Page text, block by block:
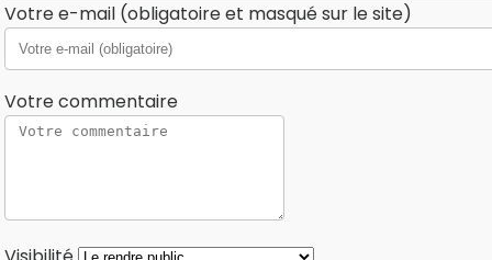
Votre e-mail (obligatoire et masqué sur le site)
Votre commentaire